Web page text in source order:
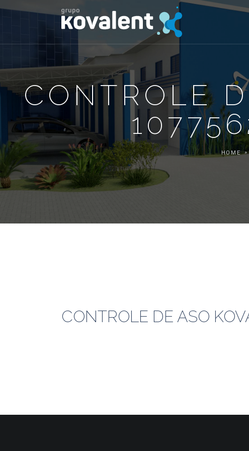
CONTROLE
HOME
CONTROLE DE ASO